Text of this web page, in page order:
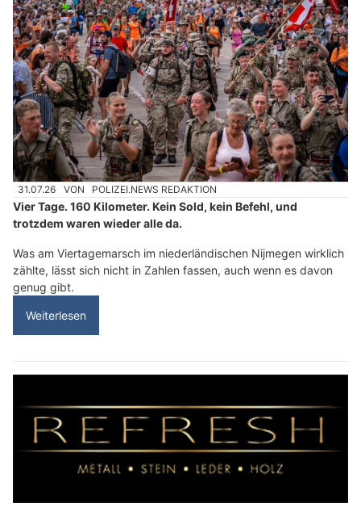
31.07.26 VON POLIZEI.NEWS REDAKTION
Vier Tage. 160 Kilometer. Kein Sold, kein Befehl, und
trotzdem waren wieder alle da.
Was am Viertagemarsch im niederländischen Nijmegen wirklich
zählte, lässt sich nicht in Zahlen fassen, auch wenn es davon
genug gibt.
Weiterlesen